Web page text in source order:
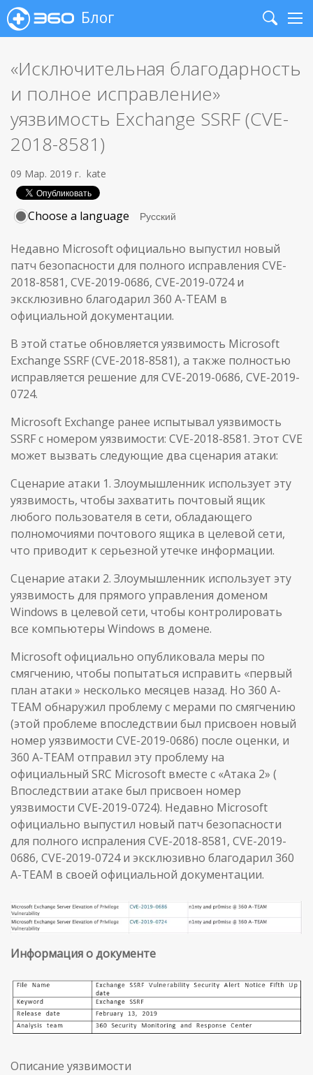
Блог
Search
«Исключительная благодарность
и полное исправление»
уязвимость Exchange SSRF (CVE-
2018-8581)
09 Мар. 2019 г. kate
Choose a language
Недавно Microsoft официально выпустил новый
патч безопасности для полного исправления CVE-
2018-8581, CVE-2019-0686, CVE-2019-0724 и
эксклюзивно благодарил 360 A-TEAM в
официальной документации.
В этой статье обновляется уязвимость Microsoft
Exchange SSRF (CVE-2018-8581), а также полностью
исправляется решение для CVE-2019-0686, CVE-2019-
0724.
Microsoft Exchange ранее испытывал уязвимость
SSRF с номером уязвимости: CVE-2018-8581. Этот CVE
может вызвать следующие два сценария атаки:
Сценарие атаки 1. Злоумышленник использует эту
уязвимость, чтобы захватить почтовый ящик
любого пользователя в сети, обладающего
полномочиями почтового ящика в целевой сети,
что приводит к серьезной утечке информации.
Сценарие атаки 2. Злоумышленник использует эту
уязвимость для прямого управления доменом
Windows в целевой сети, чтобы контролировать
все компьютеры Windows в домене.
Microsoft официально опубликовала меры по
смягчению, чтобы попытаться исправить «первый
план атаки » несколько месяцев назад. Но 360 A-
TEAM обнаружил проблему с мерами по смягчению
(этой проблеме впоследствии был присвоен новый
номер уязвимости CVE-2019-0686) после оценки, и
360 A-TEAM отправил эту проблему на
официальный SRC Microsoft вместе с «Атака 2» (
Впоследствии атаке был присвоен номер
уязвимости CVE-2019-0724). Недавно Microsoft
официально выпустил новый патч безопасности
для полного испраления CVE-2018-8581, CVE-2019-
0686, CVE-2019-0724 и эксклюзивно благодарил 360
A-TEAM в своей официальной документации.
Информация о документе
Описание уязвимости